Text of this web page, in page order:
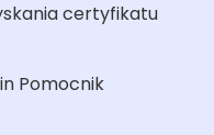
certyfikatu
Pomocnik